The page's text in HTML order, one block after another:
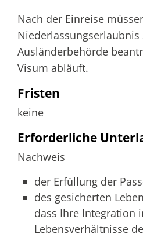
Nach der Einreise
Ausländerbehörde
Visum abläuft.
Fristen
keine
Erforderliche
Nachweis
der Erfüllung der
des gesicherten
dass Ihre Integration
Lebensverhältnisse